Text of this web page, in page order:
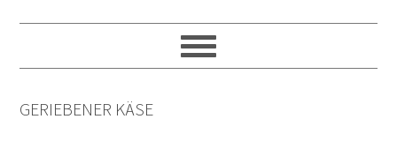
GERIEBENER KÄSE